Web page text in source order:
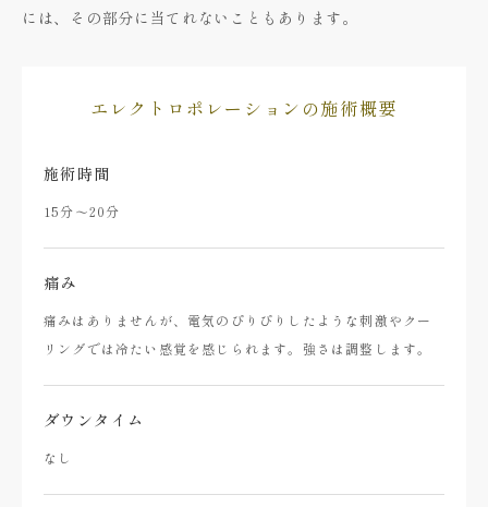
には、その部分に当てれないこともあります。
エレクトロポレーションの施術概要
施術時間
15分～20分
痛み
痛みはありませんが、電気のぴりぴりしたような刺激やクー
リングでは冷たい感覚を感じられます。強さは調整します。
ダウンタイム
なし